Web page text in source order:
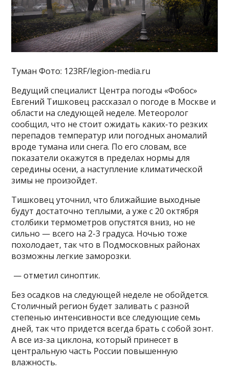
Туман Фото: 123RF/legion-media.ru
Ведущий специалист Центра погоды «Фобос»
Евгений Тишковец рассказал о погоде в Москве и
области на следующей неделе. Метеоролог
сообщил, что не стоит ожидать каких-то резких
перепадов температур или погодных аномалий
вроде тумана или снега. По его словам, все
показатели окажутся в пределах нормы для
середины осени, а наступление климатической
зимы не произойдет.
Тишковец уточнил, что ближайшие выходные
будут достаточно теплыми, а уже с 20 октября
столбики термометров опустятся вниз, но не
сильно — всего на 2-3 градуса. Ночью тоже
похолодает, так что в Подмосковных районах
возможны легкие заморозки.
— отметил синоптик.
Без осадков на следующей неделе не обойдется.
Столичный регион будет заливать с разной
степенью интенсивности все следующие семь
дней, так что придется всегда брать с собой зонт.
А все из-за циклона, который принесет в
центральную часть России повышенную
влажность.